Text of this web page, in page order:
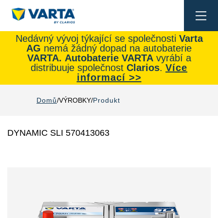
Nedávný vývoj týkající se společnosti Varta
AG nemá žádný dopad na autobaterie
VARTA. Autobaterie VARTAvyrábí a
distribuuje společnost Clarios. Více
informací >>
Domů VÝROBKY Produkt
DYNAMIC SLI 570413063